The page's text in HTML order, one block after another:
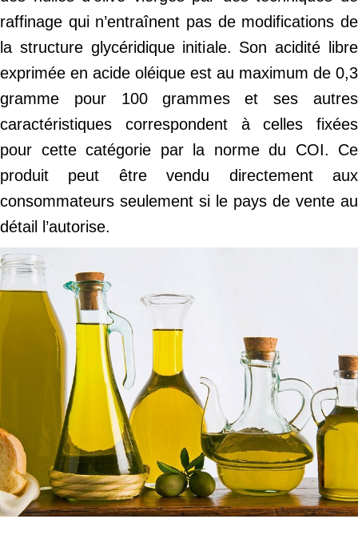
raffinage qui n’entraînent pas de modifications de
la structure glycéridique initiale. Son acidité libre
exprimée en acide oléique est au maximum de 0,3
gramme pour 100 grammes et ses autres
caractéristiques correspondent à celles fixées
pour cette catégorie par la norme du COI. Ce
produit peut être vendu directement aux
consommateurs seulement si le pays de vente au
détail l’autorise.